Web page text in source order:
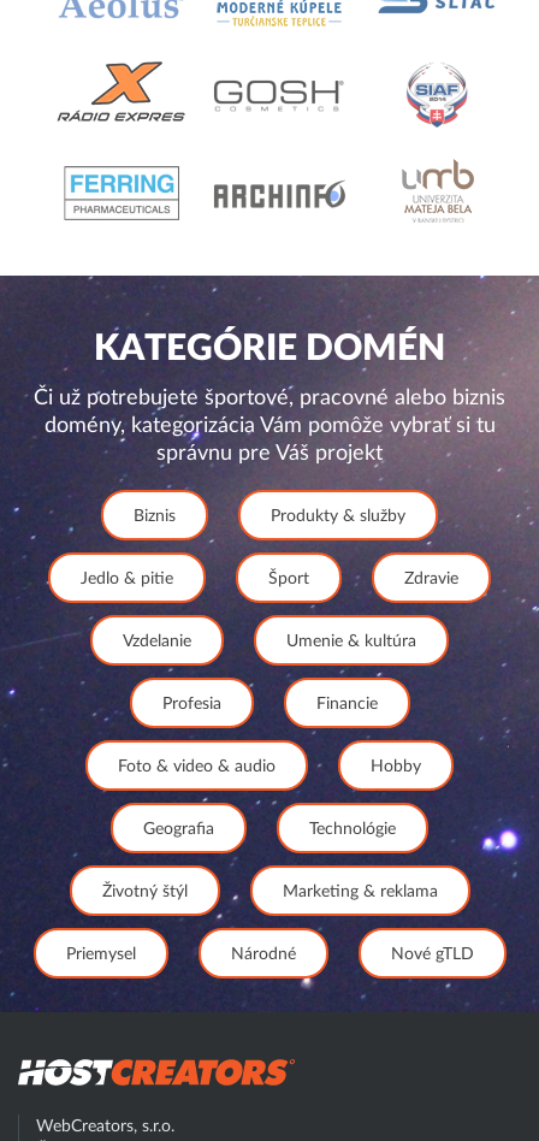
KATEGÓRIE DOMÉN
Či už potrebujete športové, pracovné alebo biznis
domény, kategorizácia Vám pomôže vybrať si tu
správnu pre Váš projekt
Biznis Produkty & služby
Jedlo & pitie Šport Zdravie
Vzdelanie Umenie & kultúra
Profesia Financie
Foto & video & audio Hobby
Geografia Technológie
Životný štýl Marketing & reklama
Priemysel Národné Nové gTLD
WebCreators, s.r.o.